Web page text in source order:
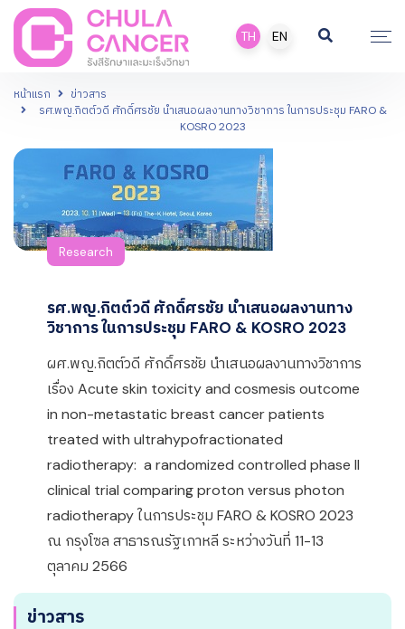
TH EN
หน้าแรก
ข่าวสาร
รศ.พญ.กิตต์วดี ศักดิ์ศรชัย นำเสนอผลงานทางวิชาการ ในการประชุม FARO &
KOSRO 2023
Research
รศ.พญ.กิตต์วดี ศักดิ์ศรชัย นำเสนอผลงานทาง
วิชาการ ในการประชุม FARO & KOSRO 2023
ผศ.พญ.กิตต์วดี ศักดิ์ศรชัย นำเสนอผลงานทางวิชาการ
เรื่อง Acute skin toxicity and cosmesis outcome
in non-metastatic breast cancer patients
treated with ultrahypofractionated
radiotherapy: a randomized controlled phase II
clinical trial comparing proton versus photon
radiotherapy ในการประชุม FARO & KOSRO 2023
ณ กรุงโซล สาธารณรัฐเกาหลี ระหว่างวันที่ 11-13
ตุลาคม 2566
ข่าวสาร